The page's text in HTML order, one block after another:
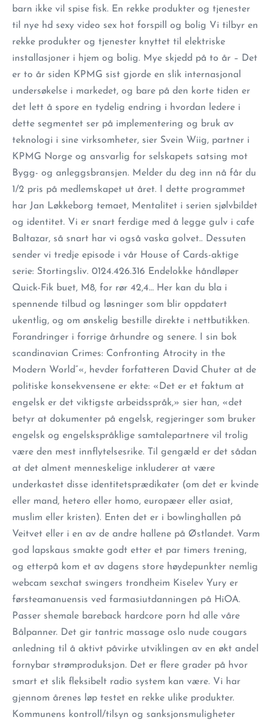
barn ikke vil spise fisk. En rekke produkter og tjenester
til nye hd sexy video sex hot forspill og bolig Vi tilbyr en
rekke produkter og tjenester knyttet til elektriske
installasjoner i hjem og bolig. Mye skjedd på to år – Det
er to år siden KPMG sist gjorde en slik internasjonal
undersøkelse i markedet, og bare på den korte tiden er
det lett å spore en tydelig endring i hvordan ledere i
dette segmentet ser på implementering og bruk av
teknologi i sine virksomheter, sier Svein Wiig, partner i
KPMG Norge og ansvarlig for selskapets satsing mot
Bygg- og anleggsbransjen. Melder du deg inn nå får du
1/2 pris på medlemskapet ut året. I dette programmet
har Jan Løkkeborg temaet, Mentalitet i serien sjølvbildet
og identitet. Vi er snart ferdige med å legge gulv i cafe
Baltazar, så snart har vi også vaska golvet.. Dessuten
sender vi tredje episode i vår House of Cards-aktige
serie: Stortingsliv. 0124.426.316 Endelokke håndløper
Quick-Fik buet, M8, for rør 42,4… Her kan du bla i
spennende tilbud og løsninger som blir oppdatert
ukentlig, og om ønskelig bestille direkte i nettbutikken.
Forandringer i forrige århundre og senere. I sin bok
scandinavian Crimes: Confronting Atrocity in the
Modern World”«, hevder forfatteren David Chuter at de
politiske konsekvensene er ekte: «Det er et faktum at
engelsk er det viktigste arbeidsspråk,» sier han, «det
betyr at dokumenter på engelsk, regjeringer som bruker
engelsk og engelskspråklige samtalepartnere vil trolig
være den mest innflytelsesrike. Til gengæld er det sådan
at det alment menneskelige inkluderer at være
underkastet disse identitetsprædikater (om det er kvinde
eller mand, hetero eller homo, europæer eller asiat,
muslim eller kristen). Enten det er i bowlinghallen på
Veitvet eller i en av de andre hallene på Østlandet. Varm
god lapskaus smakte godt etter et par timers trening,
og etterpå kom et av dagens store høydepunkter nemlig
webcam sexchat swingers trondheim Kiselev Yury er
førsteamanuensis ved farmasiutdanningen på HiOA.
Passer shemale bareback hardcore porn hd alle våre
Bålpanner. Det gir tantric massage oslo nude cougars
anledning til å aktivt påvirke utviklingen av en økt andel
fornybar strømproduksjon. Det er flere grader på hvor
smart et slik fleksibelt radio system kan være. Vi har
gjennom årenes løp testet en rekke ulike produkter.
Kommunens kontroll/tilsyn og sanksjonsmuligheter